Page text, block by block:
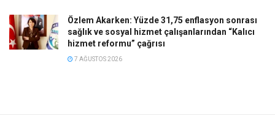
Özlem Akarken: Yüzde 31,75 enflasyon sonrası
sağlık ve sosyal hizmet çalışanlarından “Kalıcı
hizmet reformu” çağrısı
7 AĞUSTOS 2026